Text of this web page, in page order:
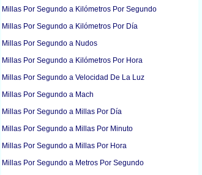
Millas Por Segundo a Kilómetros Por Segundo
Millas Por Segundo a Kilómetros Por Día
Millas Por Segundo a Nudos
Millas Por Segundo a Kilómetros Por Hora
Millas Por Segundo a Velocidad De La Luz
Millas Por Segundo a Mach
Millas Por Segundo a Millas Por Día
Millas Por Segundo a Millas Por Minuto
Millas Por Segundo a Millas Por Hora
Millas Por Segundo a Metros Por Segundo